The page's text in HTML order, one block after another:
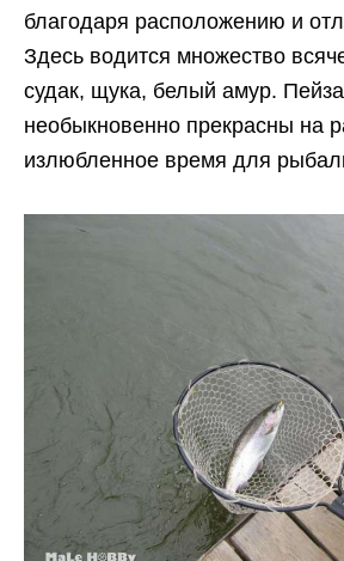
благодаря расположению и
Здесь водится множество
судак, щука, белый амур.
необыкновенно прекрасны на
излюбленное время для